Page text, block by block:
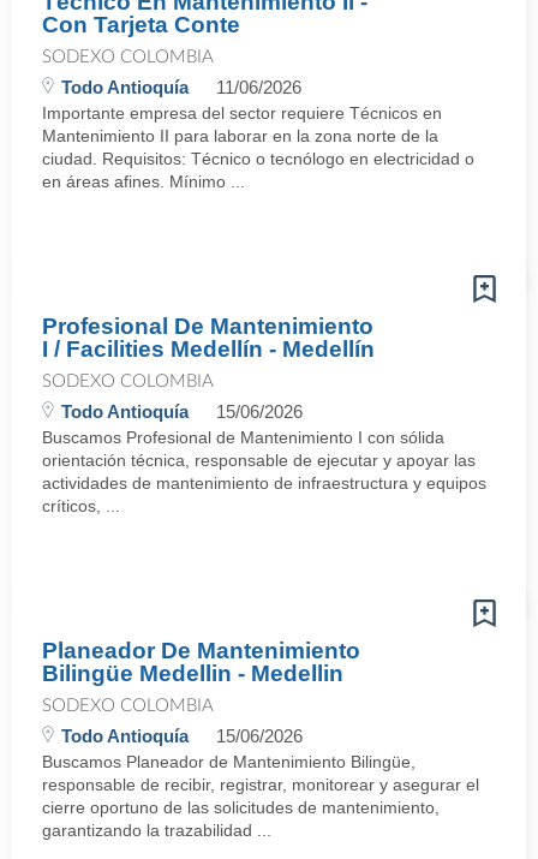
Con Tarjeta Conte
SODEXO COLOMBIA
Todo Antioquía 11/06/2026
Importante empresa del sector requiere Técnicos en
Mantenimiento II para laborar en la zona norte de la
ciudad. Requisitos: Técnico o tecnólogo en electricidad o
en áreas afines. Mínimo ...
Profesional De Mantenimiento
I / Facilities Medellín - Medellín
SODEXO COLOMBIA
Todo Antioquía 15/06/2026
Buscamos Profesional de Mantenimiento I con sólida
orientación técnica, responsable de ejecutar y apoyar las
actividades de mantenimiento de infraestructura y equipos
críticos, ...
Planeador De Mantenimiento
Bilingüe Medellin - Medellin
SODEXO COLOMBIA
Todo Antioquía 15/06/2026
Buscamos Planeador de Mantenimiento Bilingüe,
responsable de recibir, registrar, monitorear y asegurar el
cierre oportuno de las solicitudes de mantenimiento,
garantizando la trazabilidad ...